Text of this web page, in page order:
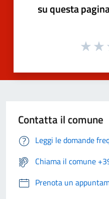
su questa
Contatta il comune
Leggi le domande
Chiama il comune
Prenota un